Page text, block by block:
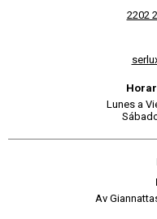
2202
Lunes a
Av